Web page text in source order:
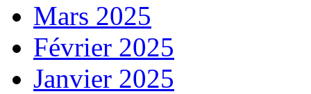
Mars 2025
Février 2025
Janvier 2025